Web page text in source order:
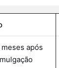
após